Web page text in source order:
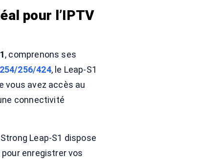
pour l’IPTV
, comprenons ses
256/424, le Leap-S1
vous avez accès au
connectivité
Strong Leap-S1 dispose
enregistrer vos